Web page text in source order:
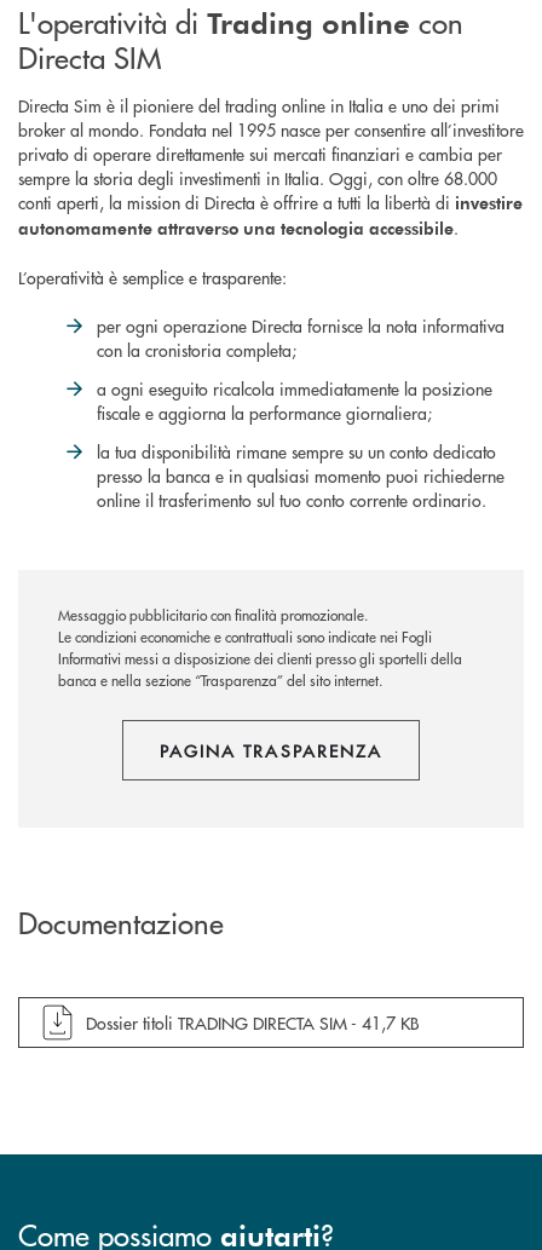
L'operatività di Trading online con
Directa SIM
Directa Sim è il pioniere del trading online in Italia e uno dei primi
broker al mondo. Fondata nel 1995 nasce per consentire all’investitore
privato di operare direttamente sui mercati finanziari e cambia per
sempre la storia degli investimenti in Italia. Oggi, con oltre 68.000
conti aperti, la mission di Directa è offrire a tutti la libertà di investire
autonomamente attraverso una tecnologia accessibile.
L’operatività è semplice e trasparente:
per ogni operazione Directa fornisce la nota informativa
con la cronistoria completa;
a ogni eseguito ricalcola immediatamente la posizione
fiscale e aggiorna la performance giornaliera;
la tua disponibilità rimane sempre su un conto dedicato
presso la banca e in qualsiasi momento puoi richiederne
online il trasferimento sul tuo conto corrente ordinario.
Messaggio pubblicitario con finalità promozionale.
Le condizioni economiche e contrattuali sono indicate nei Fogli
Informativi messi a disposizione dei clienti presso gli sportelli della
banca e nella sezione “Trasparenza” del sito internet.
PAGINA TRASPARENZA
Documentazione
apre documento in una nuova finestra
Dossier titoli TRADING DIRECTA SIM - 41,7 KB
Come possiamo aiutarti?